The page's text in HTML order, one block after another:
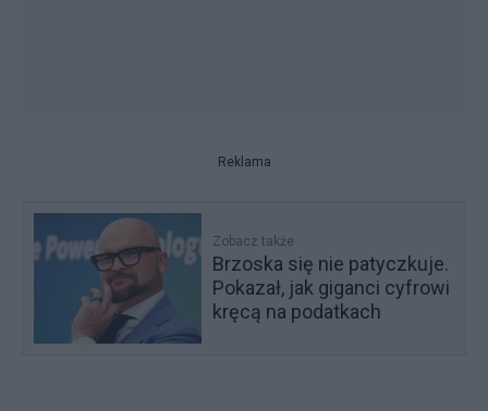
Reklama
Zobacz także
Brzoska się nie patyczkuje.
Pokazał, jak giganci cyfrowi
kręcą na podatkach